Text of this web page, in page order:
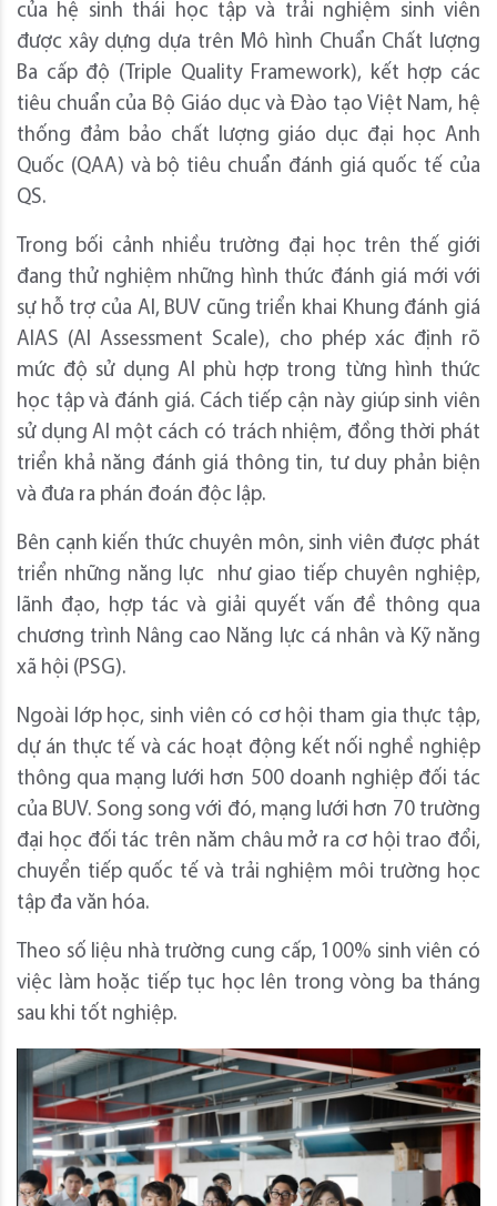
của hệ sinh thái học tập và trải nghiệm sinh viên
được xây dựng dựa trên Mô hình Chuẩn Chất lượng
Ba cấp độ (Triple Quality Framework), kết hợp các
tiêu chuẩn của Bộ Giáo dục và Đào tạo Việt Nam, hệ
thống đảm bảo chất lượng giáo dục đại học Anh
Quốc (QAA) và bộ tiêu chuẩn đánh giá quốc tế của
QS.
Trong bối cảnh nhiều trường đại học trên thế giới
đang thử nghiệm những hình thức đánh giá mới với
sự hỗ trợ của AI, BUV cũng triển khai Khung đánh giá
AIAS (AI Assessment Scale), cho phép xác định rõ
mức độ sử dụng AI phù hợp trong từng hình thức
học tập và đánh giá. Cách tiếp cận này giúp sinh viên
sử dụng AI một cách có trách nhiệm, đồng thời phát
triển khả năng đánh giá thông tin, tư duy phản biện
và đưa ra phán đoán độc lập.
Bên cạnh kiến thức chuyên môn, sinh viên được phát
triển những năng lực như giao tiếp chuyên nghiệp,
lãnh đạo, hợp tác và giải quyết vấn đề thông qua
chương trình Nâng cao Năng lực cá nhân và Kỹ năng
xã hội (PSG).
Ngoài lớp học, sinh viên có cơ hội tham gia thực tập,
dự án thực tế và các hoạt động kết nối nghề nghiệp
thông qua mạng lưới hơn 500 doanh nghiệp đối tác
của BUV. Song song với đó, mạng lưới hơn 70 trường
đại học đối tác trên năm châu mở ra cơ hội trao đổi,
chuyển tiếp quốc tế và trải nghiệm môi trường học
tập đa văn hóa.
Theo số liệu nhà trường cung cấp, 100% sinh viên có
việc làm hoặc tiếp tục học lên trong vòng ba tháng
sau khi tốt nghiệp.